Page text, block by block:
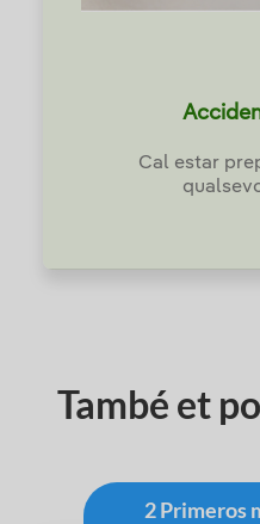
Cal estar
També et
2 Primeros